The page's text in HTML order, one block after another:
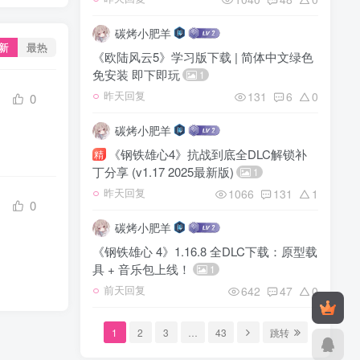
最热
0
0
碳烤小肥羊
《欧陆风云5》学习版下载 | 简体中文绿色
免安装 即下即玩
1
昨天回复 131 6 0
碳烤小肥羊
精
《钢铁雄心4》抗战到底全DLC解锁补
丁分享 (v1.17 2025最新版)
1
昨天回复 1066 131 1
碳烤小肥羊
《钢铁雄心 4》1.16.8 全DLC下载：原型载
具 + 音乐包上线！
1
前天回复 642 47 0
1 2 3 43 跳转